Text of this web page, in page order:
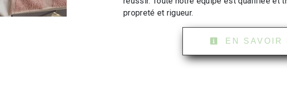
propreté et rigueur.
EN SAVOIR